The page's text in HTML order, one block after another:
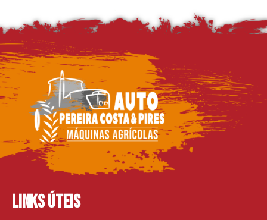
Links Úteis